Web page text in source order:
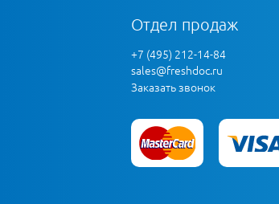
Отдел продаж
+7 (495) 212-14-84
sales@freshdoc.ru
Заказать звонок